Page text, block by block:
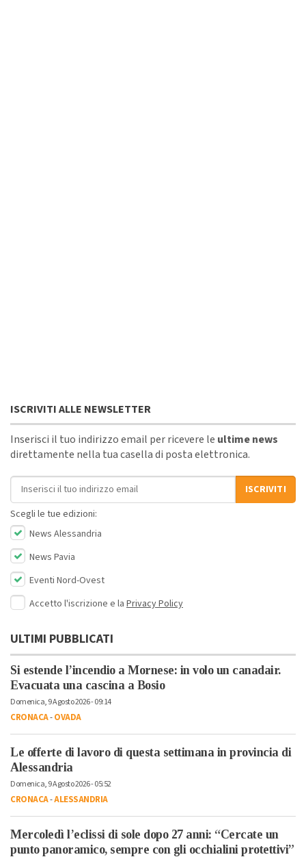
ISCRIVITI ALLE NEWSLETTER
Inserisci il tuo indirizzo email per ricevere le ultime news
direttamente nella tua casella di posta elettronica.
Indirizzo email
ISCRIVITI
Scegli le tue edizioni:
News Alessandria
News Pavia
Eventi Nord-Ovest
Accetto l'iscrizione e la Privacy Policy
ULTIMI PUBBLICATI
Si estende l’incendio a Mornese: in volo un canadair.
Evacuata una cascina a Bosio
Domenica, 9 Agosto 2026 - 09:14
CRONACA-OVADA
Le offerte di lavoro di questa settimana in provincia di
Alessandria
Domenica, 9 Agosto 2026 - 05:52
CRONACA-ALESSANDRIA
Mercoledì l’eclissi di sole dopo 27 anni: “Cercate un
punto panoramico, sempre con gli occhialini protettivi”